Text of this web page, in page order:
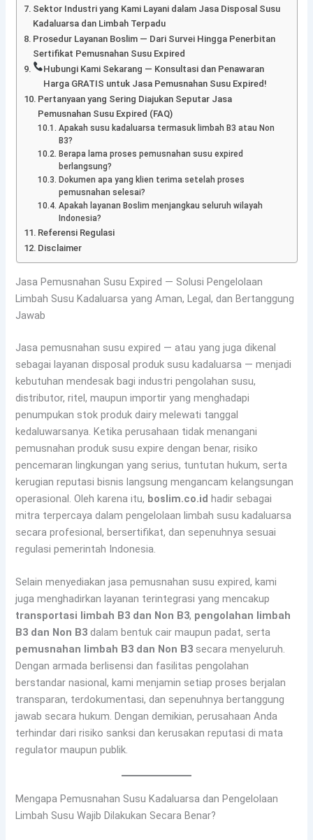
Sektor Industri yang Kami Layani dalam Jasa Disposal Susu
Kadaluarsa dan Limbah Terpadu
Prosedur Layanan Boslim — Dari Survei Hingga Penerbitan
Sertifikat Pemusnahan Susu Expired
Hubungi Kami Sekarang — Konsultasi dan Penawaran
Harga GRATIS untuk Jasa Pemusnahan Susu Expired!
Pertanyaan yang Sering Diajukan Seputar Jasa
Pemusnahan Susu Expired (FAQ)
Apakah susu kadaluarsa termasuk limbah B3 atau Non
B3?
Berapa lama proses pemusnahan susu expired
berlangsung?
Dokumen apa yang klien terima setelah proses
pemusnahan selesai?
Apakah layanan Boslim menjangkau seluruh wilayah
Indonesia?
Referensi Regulasi
Disclaimer
Jasa Pemusnahan Susu Expired — Solusi Pengelolaan
Limbah Susu Kadaluarsa yang Aman, Legal, dan Bertanggung
Jawab
Jasa pemusnahan susu expired — atau yang juga dikenal
sebagai layanan disposal produk susu kadaluarsa — menjadi
kebutuhan mendesak bagi industri pengolahan susu,
distributor, ritel, maupun importir yang menghadapi
penumpukan stok produk dairy melewati tanggal
kedaluwarsanya. Ketika perusahaan tidak menangani
pemusnahan produk susu expire dengan benar, risiko
pencemaran lingkungan yang serius, tuntutan hukum, serta
kerugian reputasi bisnis langsung mengancam kelangsungan
operasional. Oleh karena itu, boslim.co.id hadir sebagai
mitra terpercaya dalam pengelolaan limbah susu kadaluarsa
secara profesional, bersertifikat, dan sepenuhnya sesuai
regulasi pemerintah Indonesia.
Selain menyediakan jasa pemusnahan susu expired, kami
juga menghadirkan layanan terintegrasi yang mencakup
transportasi limbah B3 dan Non B3, pengolahan limbah
B3 dan Non B3 dalam bentuk cair maupun padat, serta
pemusnahan limbah B3 dan Non B3 secara menyeluruh.
Dengan armada berlisensi dan fasilitas pengolahan
berstandar nasional, kami menjamin setiap proses berjalan
transparan, terdokumentasi, dan sepenuhnya bertanggung
jawab secara hukum. Dengan demikian, perusahaan Anda
terhindar dari risiko sanksi dan kerusakan reputasi di mata
regulator maupun publik.
Mengapa Pemusnahan Susu Kadaluarsa dan Pengelolaan
Limbah Susu Wajib Dilakukan Secara Benar?